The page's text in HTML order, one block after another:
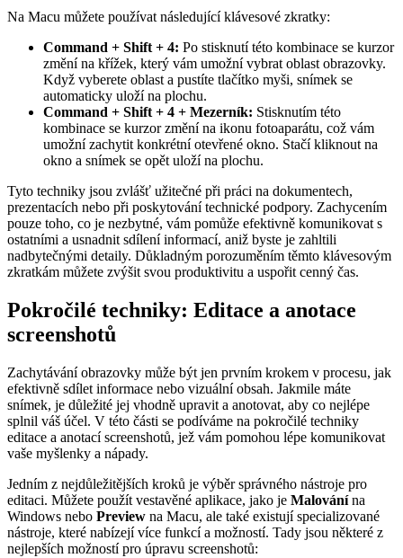
Na Macu můžete používat následující klávesové zkratky:
Command + Shift + 4: Po stisknutí této kombinace se kurzor
změní na křížek, který vám umožní vybrat oblast obrazovky.
Když vyberete oblast a pustíte tlačítko myši, snímek se
automaticky uloží na plochu.
Command + Shift + 4 + Mezerník: Stisknutím této
kombinace se kurzor změní na ikonu fotoaparátu, což vám
umožní zachytit konkrétní otevřené okno. Stačí kliknout na
okno a snímek se opět uloží na plochu.
Tyto techniky jsou zvlášť užitečné při práci na dokumentech,
prezentacích nebo při poskytování technické podpory. Zachycením
pouze toho, co je nezbytné, vám pomůže efektivně komunikovat s
ostatními a usnadnit sdílení informací, aniž byste je zahltili
nadbytečnými detaily. Důkladným porozuměním těmto klávesovým
zkratkám můžete zvýšit svou produktivitu a uspořit cenný čas.
Pokročilé techniky: Editace a anotace
screenshotů
Zachytávání obrazovky může být jen prvním krokem v procesu, jak
efektivně sdílet informace nebo vizuální obsah. Jakmile máte
snímek, je důležité jej vhodně upravit a anotovat, aby co nejlépe
splnil váš účel. V této části se podíváme na pokročilé techniky
editace a anotací screenshotů, jež vám pomohou lépe komunikovat
vaše myšlenky a nápady.
Jedním z nejdůležitějších kroků je výběr správného nástroje pro
editaci. Můžete použít vestavěné aplikace, jako je Malovánína
Windows nebo Preview na Macu, ale také existují specializované
nástroje, které nabízejí více funkcí a možností. Tady jsou některé z
nejlepších možností pro úpravu screenshotů: